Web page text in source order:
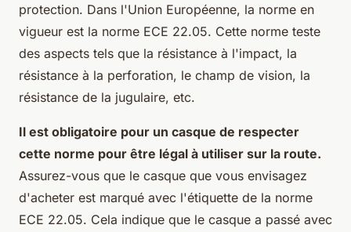
protection. Dans l'Union Européenne, la norme en
vigueur est la norme ECE 22.05. Cette norme teste
des aspects tels que la résistance à l'impact, la
résistance à la perforation, le champ de vision, la
résistance de la jugulaire, etc.
Il est obligatoire pour un casque de respecter
cette norme pour être légal à utiliser sur la route.
Assurez-vous que le casque que vous envisagez
d'acheter est marqué avec l'étiquette de la norme
ECE 22.05. Cela indique que le casque a passé avec